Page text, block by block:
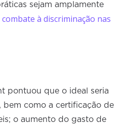
sejam amplamente
combate à discriminação nas
pontuou que o ideal seria
bem como a certificação de
o aumento do gasto de